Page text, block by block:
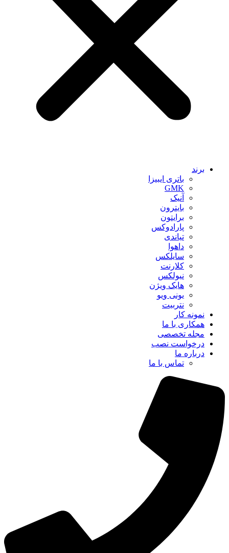
برند
باتری ایبیزا
GMK
آنیک
بایترون
برایتون
پارادوکس
تیاندی
داهوا
سایلکس
کلارنت
نیولکس
هایک ویژن
یونی ویو
نتربیت
نمونه کار
همکاری با ما
مجله تخصصی
درخواست نصب
درباره ما
تماس با ما